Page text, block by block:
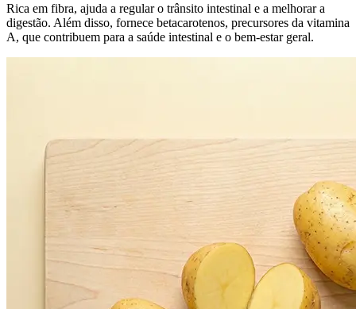
Rica em fibra, ajuda a regular o trânsito intestinal e a melhorar a
digestão. Além disso, fornece betacarotenos, precursores da vitamina
A, que contribuem para a saúde intestinal e o bem-estar geral.